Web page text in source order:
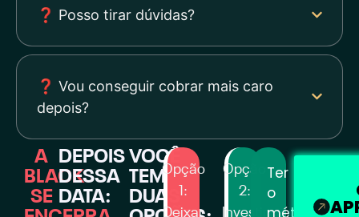
❓ Posso tirar dúvidas?
❓ Vou conseguir cobrar mais caro
depois?
A
BLACK
SE
DEPOIS
DESSA
DATA:
VOCÊ
TEM
DUAS
Opção
1:
Deixar
Opção
2:
Investir
Ter
o
método